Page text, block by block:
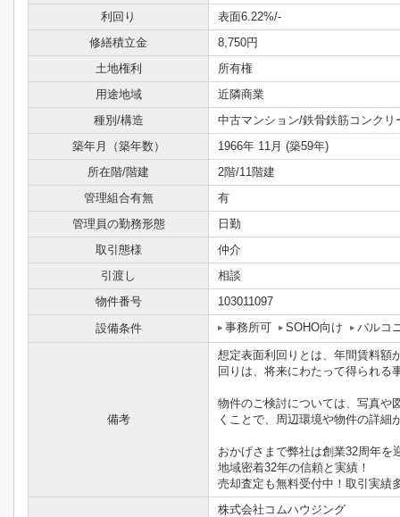
利回り
表面6.22%/-
修繕積立金
8,750円
土地権利
所有権
用途地域
近隣商業
種別/構造
中古マンション/鉄骨鉄筋コンクリ
築年月（築年数）
1966年 11月 (築59年)
所在階/階建
2階/11階建
管理組合有無
有
管理員の勤務形態
日勤
取引態様
仲介
引渡し
相談
物件番号
103011097
設備条件
事務所可 SOHO向け バルコ
備考
想定表面利回りとは、年間賃料額
回りは、将来にわたって得られる
物件のご検討については、写真や
くことで、周辺環境や物件の詳細
おかげさまで弊社は創業32周年を
地域密着32年の信頼と実績！
売却査定も無料受付中！取引実績
株式会社コムハウジング